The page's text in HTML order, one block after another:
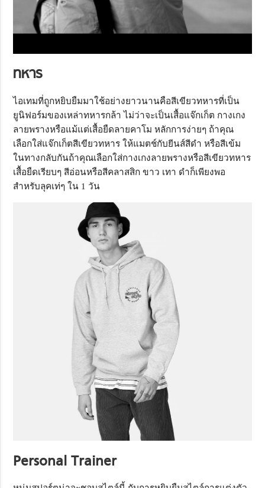
ทหาร
ไอเทมที่ถูกหยิบยืมมาใช้อย่างยาวนานคือสีเขียวทหารที่เป็น
ยูนิฟอร์มของเหล่าทหารกล้า ไม่ว่าจะเป็นเสื้อแจ๊กเก็ต กางเกง
ลายพรางหรือแม้แต่เสื้อยืดลายคาโม หลักการง่ายๆ ถ้าคุณ
เลือกใส่แจ๊กเก็ตสีเขียวทหาร ให้แมตช์กับยีนส์สีดำ หรือสีเข้ม
ในทางกลับกันถ้าคุณเลือกใส่กางเกงลายพรางหรือสีเขียวทหาร
เสื้อยืดเรียบๆ สีอ่อนหรือสีคลาสสิก ขาว เทา ดำก็เพียงพอ
สำหรับลุคเท่ๆ ใน 1 วัน
Personal Trainer